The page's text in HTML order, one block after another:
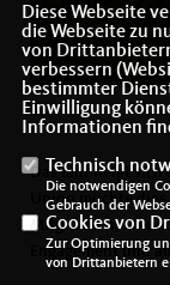
Das Jahr neigt sich
Union möchte
Mitgliedern,
Engagement und
Diese Webseite
die Webseite zu
von
verbessern
bestimmter
Einwilligung
Informationen
Technisch
Die notwendigen
Gebrauch der
Cookies von
Zur Optimierung
von Drittanbietern